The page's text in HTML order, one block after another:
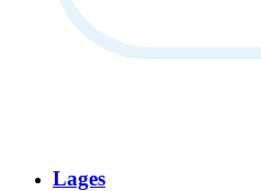
Lages